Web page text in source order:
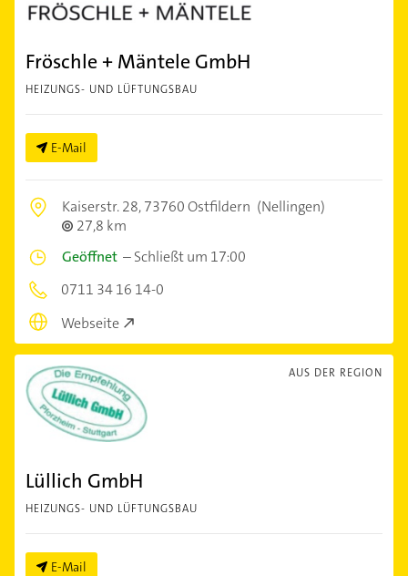
Fröschle + Mäntele GmbH
HEIZUNGS- UND LÜFTUNGSBAU
E-Mail
Kaiserstr. 28,73760 Ostfildern (Nellingen)
27,8 km
Geöffnet –Schließt um 17:00
0711 34 16 14-0
Webseite
AUS DER REGION
Lüllich GmbH
HEIZUNGS- UND LÜFTUNGSBAU
E-Mail